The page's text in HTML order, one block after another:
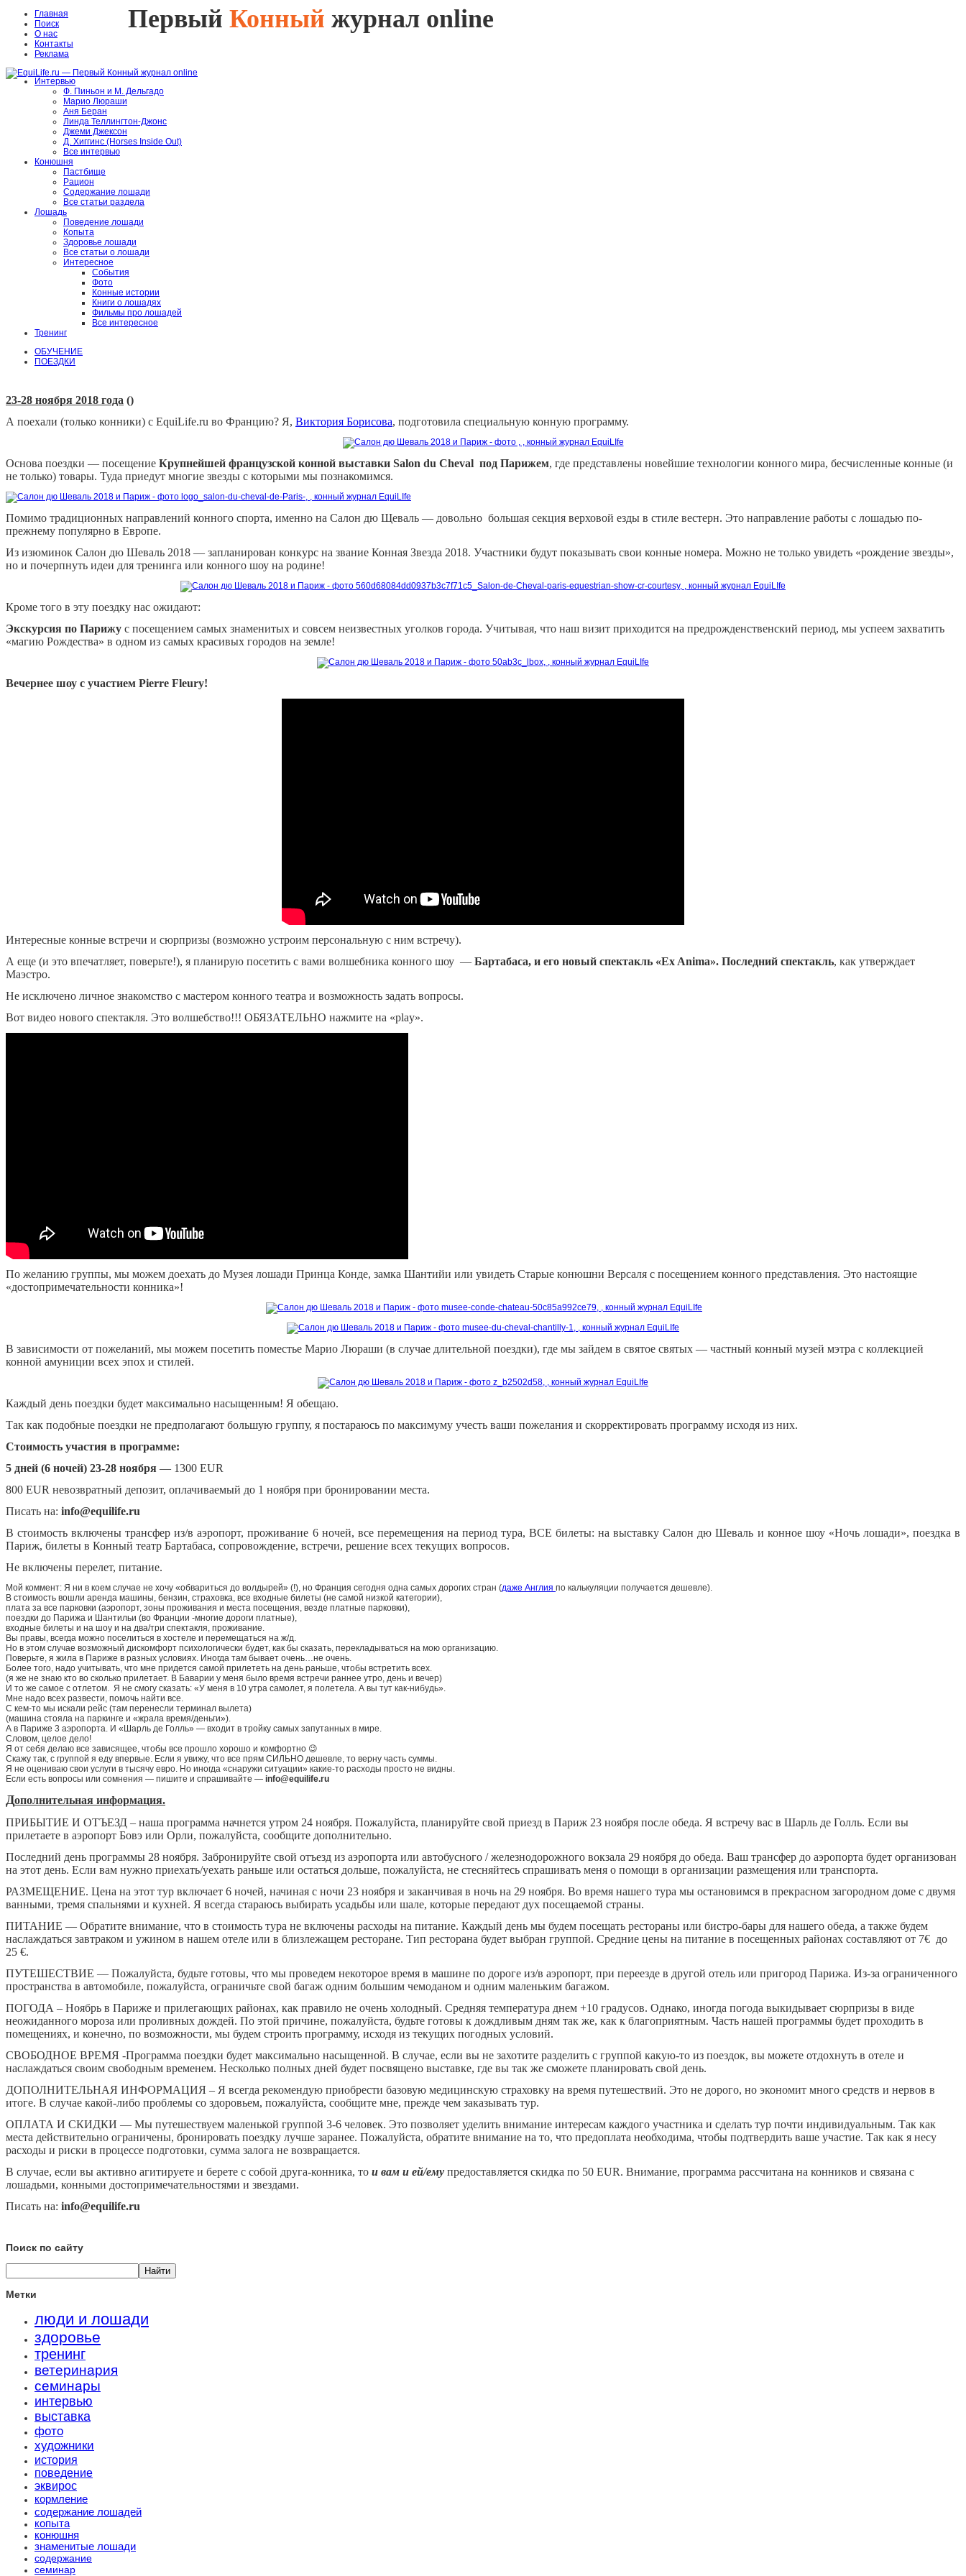
Главная
Поиск
О нас
Контакты
Реклама
Первый Конный журнал online
Интервью
Ф. Пиньон и М. Дельгадо
Марио Люраши
Аня Беран
Линда Теллингтон-Джонс
Джеми Джексон
Д. Хиггинс (Horses Inside Out)
Все интервью
Конюшня
Пастбище
Рацион
Содержание лошади
Все статьи раздела
Лошадь
Поведение лошади
Копыта
Здоровье лошади
Все статьи о лошади
Интересное
События
Фото
Конные истории
Книги о лошадях
Фильмы про лошадей
Все интересное
Тренинг
ОБУЧЕНИЕ
ПОЕЗДКИ
23-28 ноября 2018 года ()
А поехали (только конники) с EquiLife.ru во Францию? Я, Виктория Борисова, подготовила специальную конную программу.
Основа поездки — посещение Крупнейшей французской конной выставки Salon du Cheval под Парижем, где представлены новейшие технологии конного мира, бесчисленные конные (и
не только) товары. Туда приедут многие звезды с которыми мы познакомимся.
Помимо традиционных направлений конного спорта, именно на Салон дю Щеваль — довольно большая секция верховой езды в стиле вестерн. Это направление работы с лошадью по-
прежнему популярно в Европе.
Из изюминок Салон дю Шеваль 2018 — запланирован конкурс на звание Конная Звезда 2018. Участники будут показывать свои конные номера. Можно не только увидеть «рождение звезды»,
но и почерпнуть идеи для тренинга или конного шоу на родине!
Кроме того в эту поездку нас ожидают:
Экскурсия по Парижу с посещением самых знаменитых и совсем неизвестных уголков города. Учитывая, что наш визит приходится на предрожденственский период, мы успеем захватить
«магию Рождества» в одном из самых красивых городов на земле!
Вечернее шоу с участием Pierre Fleury!
Интересные конные встречи и сюрпризы (возможно устроим персональную с ним встречу).
А еще (и это впечатляет, поверьте!), я планирую посетить с вами волшебника конного шоу — Бартабаса, и его новый спектакль «Ex Anima». Последний спектакль, как утверждает
Маэстро.
Не исключено личное знакомство с мастером конного театра и возможность задать вопросы.
Вот видео нового спектакля. Это волшебство!!! ОБЯЗАТЕЛЬНО нажмите на «play».
По желанию группы, мы можем доехать до Музея лошади Принца Конде, замка Шантийи или увидеть Старые конюшни Версаля с посещением конного представления. Это настоящие
«достопримечательности конника»!
В зависимости от пожеланий, мы можем посетить поместье Марио Люраши (в случае длительной поездки), где мы зайдем в святое святых — частный конный музей мэтра с коллекцией
конной амуниции всех эпох и стилей.
Каждый день поездки будет максимально насыщенным! Я обещаю.
Так как подобные поездки не предполагают большую группу, я постараюсь по максимуму учесть ваши пожелания и скорректировать программу исходя из них.
Стоимость участия в программе:
5 дней (6 ночей) 23-28 ноября — 1300 EUR
800 EUR невозвратный депозит, оплачиваемый до 1 ноября при бронировании места.
Писать на: info@equilife.ru
В стоимость включены трансфер из/в аэропорт, проживание 6 ночей, все перемещения на период тура, ВСЕ билеты: на выставку Салон дю Шеваль и конное шоу «Ночь лошади», поездка в
Париж, билеты в Конный театр Бартабаса, сопровождение, встречи, решение всех текущих вопросов.
Не включены перелет, питание.
Мой коммент: Я ни в коем случае не хочу «обвариться до волдырей» (!), но Франция сегодня одна самых дорогих стран (даже Англия по калькуляции получается дешевле).
В стоимость вошли аренда машины, бензин, страховка, все входные билеты (не самой низкой категории),
плата за все парковки (аэропорт, зоны проживания и места посещения, везде платные парковки),
поездки до Парижа и Шантильи (во Франции -многие дороги платные),
входные билеты и на шоу и на два/три спектакля, проживание.
Вы правы, всегда можно поселиться в хостеле и перемещаться на ж/д.
Но в этом случае возможный дискомфорт психологически будет, как бы сказать, перекладываться на мою организацию.
Поверьте, я жила в Париже в разных условиях. Иногда там бывает очень…не очень.
Более того, надо учитывать, что мне придется самой прилететь на день раньше, чтобы встретить всех.
(я же не знаю кто во сколько прилетает. В Баварии у меня было время встречи раннее утро, день и вечер)
И то же самое с отлетом. Я не смогу сказать: «У меня в 10 утра самолет, я полетела. А вы тут как-нибудь».
Мне надо всех развести, помочь найти все.
С кем-то мы искали рейс (там перенесли терминал вылета)
(машина стояла на паркинге и «жрала время/деньги»).
А в Париже 3 аэропорта. И «Шарль де Голль» — входит в тройку самых запутанных в мире.
Словом, целое дело!
Я от себя делаю все зависящее, чтобы все прошло хорошо и комфортно 😉
Скажу так, с группой я еду впервые. Если я увижу, что все прям СИЛЬНО дешевле, то верну часть суммы.
Я не оцениваю свои услуги в тысячу евро. Но иногда «снаружи ситуации» какие-то расходы просто не видны.
Если есть вопросы или сомнения — пишите и спрашивайте — info@equilife.ru
Дополнительная информация.
ПРИБЫТИЕ И ОТЪЕЗД – наша программа начнется утром 24 ноября. Пожалуйста, планируйте свой приезд в Париж 23 ноября после обеда. Я встречу вас в Шарль де Голль. Если вы
прилетаете в аэропорт Бовэ или Орли, пожалуйста, сообщите дополнительно.
Последний день программы 28 ноября. Забронируйте свой отъезд из аэропорта или автобусного / железнодорожного вокзала 29 ноября до обеда. Ваш трансфер до аэропорта будет организован
на этот день. Если вам нужно приехать/уехать раньше или остаться дольше, пожалуйста, не стесняйтесь спрашивать меня о помощи в организации размещения или транспорта.
РАЗМЕЩЕНИЕ. Цена на этот тур включает 6 ночей, начиная с ночи 23 ноября и заканчивая в ночь на 29 ноября. Во время нашего тура мы остановимся в прекрасном загородном доме с двумя
ванными, тремя спальнями и кухней. Я всегда стараюсь выбирать усадьбы или шале, которые передают дух посещаемой страны.
ПИТАНИЕ — Обратите внимание, что в стоимость тура не включены расходы на питание. Каждый день мы будем посещать рестораны или бистро-бары для нашего обеда, а также будем
наслаждаться завтраком и ужином в нашем отеле или в близлежащем ресторане. Тип ресторана будет выбран группой. Средние цены на питание в посещенных районах составляют от 7€ до
25 €.
ПУТЕШЕСТВИЕ — Пожалуйста, будьте готовы, что мы проведем некоторое время в машине по дороге из/в аэропорт, при переезде в другой отель или пригород Парижа. Из-за ограниченного
пространства в автомобиле, пожалуйста, ограничьте свой багаж одним большим чемоданом и одним маленьким багажом.
ПОГОДА – Ноябрь в Париже и прилегающих районах, как правило не очень холодный. Средняя температура днем +10 градусов. Однако, иногда погода выкидывает сюрпризы в виде
неожиданного мороза или проливных дождей. По этой причине, пожалуйста, будьте готовы к дождливым дням так же, как к благоприятным. Часть нашей программы будет проходить в
помещениях, и конечно, по возможности, мы будем строить программу, исходя из текущих погодных условий.
СВОБОДНОЕ ВРЕМЯ -Программа поездки будет максимально насыщенной. В случае, если вы не захотите разделить с группой какую-то из поездок, вы можете отдохнуть в отеле и
наслаждаться своим свободным временем. Несколько полных дней будет посвящено выставке, где вы так же сможете планировать свой день.
ДОПОЛНИТЕЛЬНАЯ ИНФОРМАЦИЯ – Я всегда рекомендую приобрести базовую медицинскую страховку на время путешествий. Это не дорого, но экономит много средств и нервов в
итоге. В случае какой-либо проблемы со здоровьем, пожалуйста, сообщите мне, прежде чем заказывать тур.
ОПЛАТА И СКИДКИ — Мы путешествуем маленькой группой 3-6 человек. Это позволяет уделить внимание интересам каждого участника и сделать тур почти индивидуальным. Так как
места действительно ограничены, бронировать поездку лучше заранее. Пожалуйста, обратите внимание на то, что предоплата необходима, чтобы подтвердить ваше участие. Так как я несу
расходы и риски в процессе подготовки, сумма залога не возвращается.
В случае, если вы активно агитируете и берете с собой друга-конника, то и вам и ей/ему предоставляется скидка по 50 EUR. Внимание, программа рассчитана на конников и связана с
лошадьми, конными достопримечательностями и звездами.
Писать на: info@equilife.ru
Поиск по сайту
Метки
люди и лошади
здоровье
тренинг
ветеринария
семинары
интервью
выставка
фото
художники
история
поведение
эквирос
кормление
содержание лошадей
копыта
конюшня
знаменитые лошади
содержание
семинар